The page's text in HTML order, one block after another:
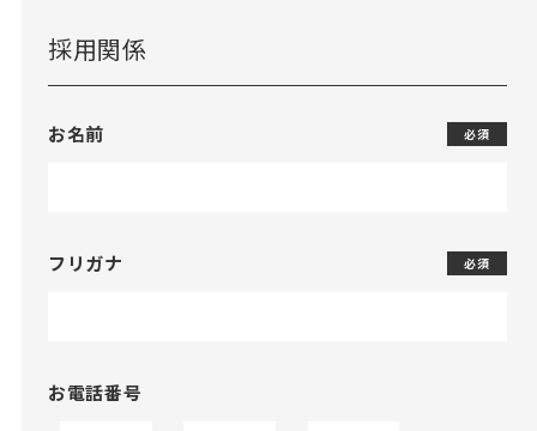
採用関係
お名前 必須
フリガナ 必須
お電話番号